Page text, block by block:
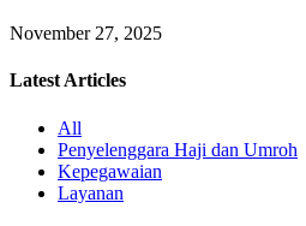
November 27, 2025
Latest Articles
All
Penyelenggara Haji dan Umroh
Kepegawaian
Layanan